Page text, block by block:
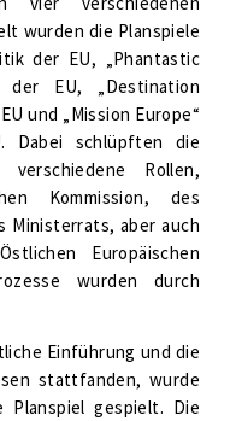
wurden die Planspiele
der EU, „Phantastic
der EU, „Destination
und „Mission Europe“
Dabei schlüpften die
Rollen,
Kommission, des
Ministerrats, aber auch
Europäischen
wurden durch
Einführung und die
stattfanden, wurde
Planspiel gespielt. Die